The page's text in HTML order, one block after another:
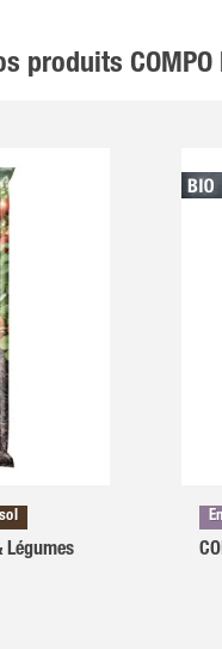
produits COMPO
Légumes